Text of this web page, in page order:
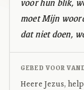
moet Mijn
dat niet doen,
GEBED VOOR
Heere Jezus,